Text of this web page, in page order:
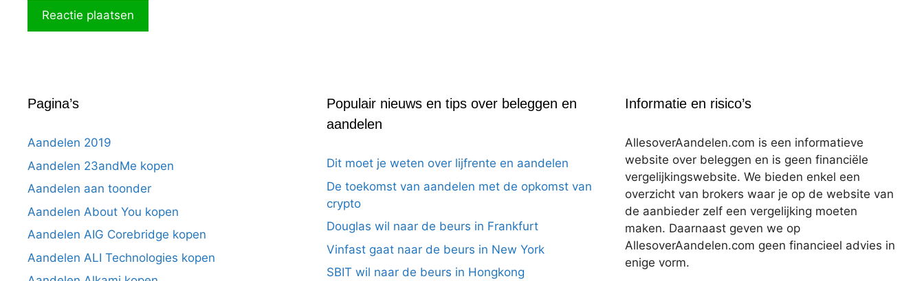
Pagina’s
Aandelen 2019
Aandelen 23andMe kopen
Aandelen aan toonder
Aandelen About You kopen
Aandelen AIG Corebridge kopen
Aandelen ALI Technologies kopen
Populair nieuws en tips over beleggen en
aandelen
Dit moet je weten over lijfrente en aandelen
De toekomst van aandelen met de opkomst van
crypto
Douglas wil naar de beurs in Frankfurt
Vinfast gaat naar de beurs in New York
SBIT wil naar de beurs in Hongkong
Informatie en risico’s
AllesoverAandelen.com is een informatieve
website over beleggen en is geen financiële
vergelijkingswebsite. We bieden enkel een
overzicht van brokers waar je op de website van
de aanbieder zelf een vergelijking moeten
maken. Daarnaast geven we op
AllesoverAandelen.com geen financieel advies in
enige vorm.